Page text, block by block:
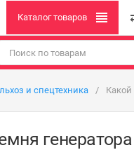
Каталог товаров
и спецтехника Какой
генератора